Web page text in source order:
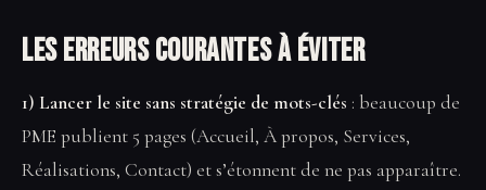
Les erreurs courantes à éviter
1) Lancer le site sans stratégie de mots-clés : beaucoup de
PME publient 5 pages (Accueil, À propos, Services,
Réalisations, Contact) et s’étonnent de ne pas apparaître.